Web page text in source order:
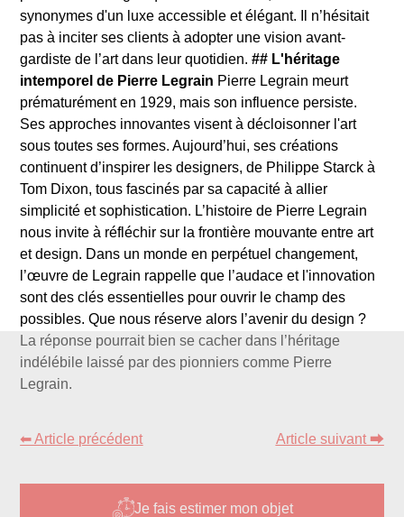
synonymes d'un luxe accessible et élégant. Il n’hésitait
pas à inciter ses clients à adopter une vision avant-
gardiste de l’art dans leur quotidien.## L'héritage
intemporel de Pierre Legrain Pierre Legrain meurt
prématurément en 1929, mais son influence persiste.
Ses approches innovantes visent à décloisonner l'art
sous toutes ses formes. Aujourd’hui, ses créations
continuent d’inspirer les designers, de Philippe Starck à
Tom Dixon, tous fascinés par sa capacité à allier
simplicité et sophistication. L’histoire de Pierre Legrain
nous invite à réfléchir sur la frontière mouvante entre art
et design. Dans un monde en perpétuel changement,
l’œuvre de Legrain rappelle que l’audace et l'innovation
sont des clés essentielles pour ouvrir le champ des
possibles. Que nous réserve alors l’avenir du design ?
La réponse pourrait bien se cacher dans l’héritage
indélébile laissé par des pionniers comme Pierre
Legrain.
⬅ Article précédent Article suivant ⮕
Je fais estimer mon objet